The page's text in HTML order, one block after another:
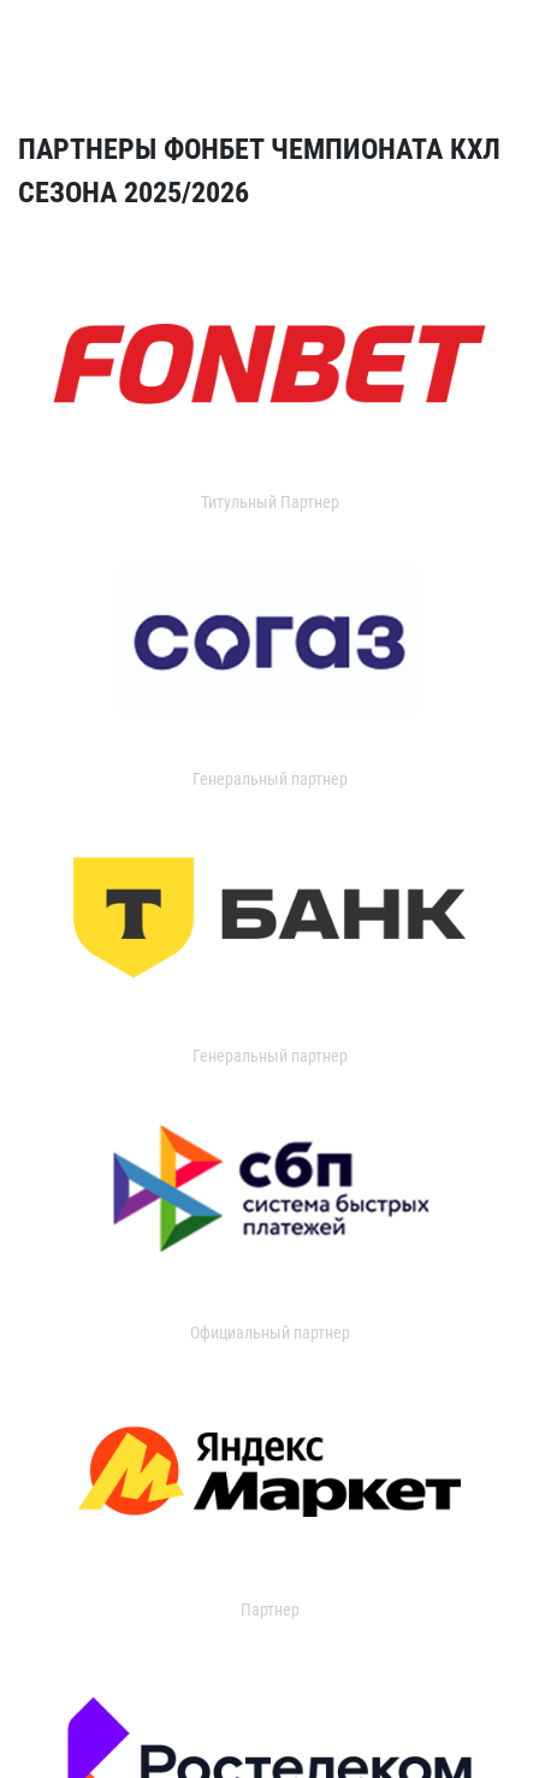
ПАРТНЕРЫ ФОНБЕТ ЧЕМПИОНАТА КХЛ
СЕЗОНА 2025/2026
Титульный Партнер
Генеральный партнер
Генеральный партнер
Официальный партнер
Партнер